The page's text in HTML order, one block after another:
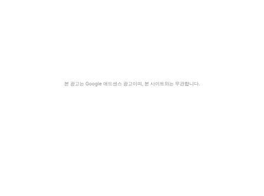
본 광고는 Google 애드센스 광고이며, 본 사이트와는 무관합니다.